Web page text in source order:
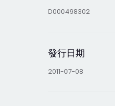
D000498302
發行日期
2011-07-08